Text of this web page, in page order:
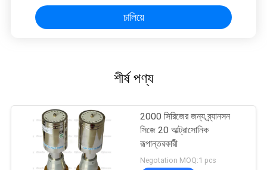
চালিয়ে
শীর্ষ পণ্য
2000 সিরিজের জন্য ব্র্যানসন
সিজে 20 আল্ট্রাসোনিক
রূপান্তরকারী
Negotation MOQ:1 pcs